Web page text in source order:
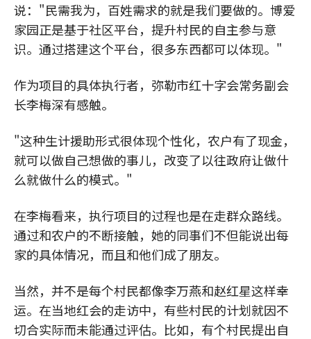
说："民需我为，百姓需求的就是我们要做的。博爱
家园正是基于社区平台，提升村民的自主参与意
识。通过搭建这个平台，很多东西都可以体现。"
作为项目的具体执行者，弥勒市红十字会常务副会
长李梅深有感触。
"这种生计援助形式很体现个性化，农户有了现金，
就可以做自己想做的事儿，改变了以往政府让做什
么就做什么的模式。"
在李梅看来，执行项目的过程也是在走群众路线。
通过和农户的不断接触，她的同事们不但能说出每
家的具体情况，而且和他们成了朋友。
当然，并不是每个村民都像李万燕和赵红星这样幸
运。在当地红会的走访中，有些村民的计划就因不
切合实际而未能通过评估。比如，有个村民提出自